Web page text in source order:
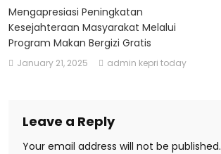
Mengapresiasi Peningkatan
Kesejahteraan Masyarakat Melalui
Program Makan Bergizi Gratis
January 21, 2025 admin kepri today
Leave a Reply
Your email address will not be published.